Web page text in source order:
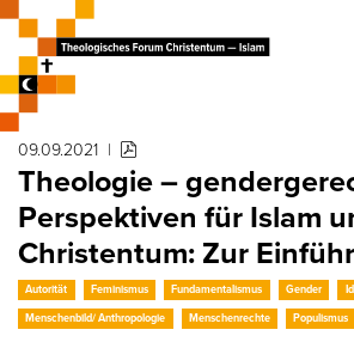
09.09.2021 |
Theologie –
Perspektiven für Islam
Christentum: Zur
Autorität Feminismus Fundamentalismus Gender
Menschenbild/ Anthropologie
Menschenrechte Populismus